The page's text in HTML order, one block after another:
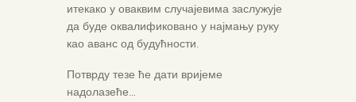
итекако у оваквим случајевима заслужује
да буде оквалификовано у најмању руку
као аванс од будућности.
Потврду тезе ће дати вријеме
надолазеће…